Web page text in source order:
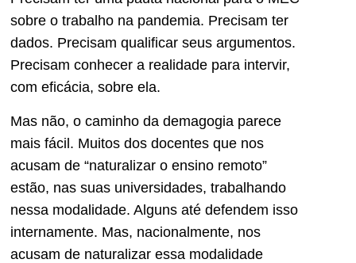
sobre o trabalho na pandemia. Precisam ter
dados. Precisam qualificar seus argumentos.
Precisam conhecer a realidade para intervir,
com eficácia, sobre ela.
Mas não, o caminho da demagogia parece
mais fácil. Muitos dos docentes que nos
acusam de “naturalizar o ensino remoto”
estão, nas suas universidades, trabalhando
nessa modalidade. Alguns até defendem isso
internamente. Mas, nacionalmente, nos
acusam de naturalizar essa modalidade